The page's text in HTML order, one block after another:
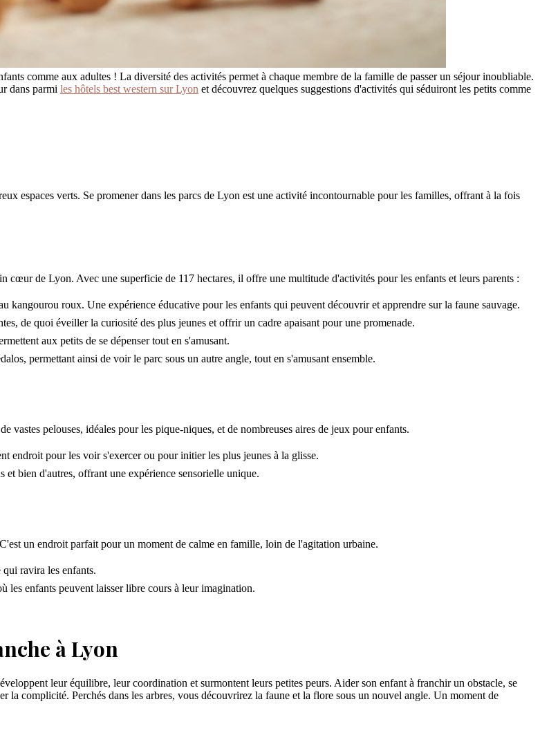
comme aux adultes ! La diversité des activités permet à chaque membre de la famille de passer un séjour inoubliable.
dans parmi les hôtels best western sur Lyon et découvrez quelques suggestions d'activités qui séduiront les petits comme
espaces verts. Se promener dans les parcs de Lyon est une activité incontournable pour les familles, offrant à la fois
cœur de Lyon. Avec une superficie de 117 hectares, il offre une multitude d'activités pour les enfants et leurs parents :
kangourou roux. Une expérience éducative pour les enfants qui peuvent découvrir et apprendre sur la faune sauvage.
de quoi éveiller la curiosité des plus jeunes et offrir un cadre apaisant pour une promenade.
aux petits de se dépenser tout en s'amusant.
permettant ainsi de voir le parc sous un autre angle, tout en s'amusant ensemble.
vastes pelouses, idéales pour les pique-niques, et de nombreuses aires de jeux pour enfants.
endroit pour les voir s'exercer ou pour initier les plus jeunes à la glisse.
bien d'autres, offrant une expérience sensorielle unique.
un endroit parfait pour un moment de calme en famille, loin de l'agitation urbaine.
qui ravira les enfants.
les enfants peuvent laisser libre cours à leur imagination.
à Lyon
leur équilibre, leur coordination et surmontent leurs petites peurs. Aider son enfant à franchir un obstacle, se
complicité. Perchés dans les arbres, vous découvrirez la faune et la flore sous un nouvel angle. Un moment de